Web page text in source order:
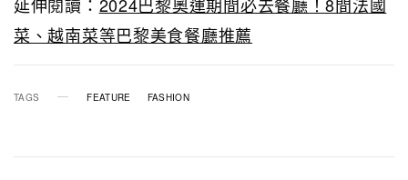
菜、越南菜等巴黎美食餐廳推薦
TAGS FEATURE FASHION